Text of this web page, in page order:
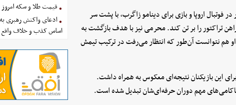
اروپا و بازی برای دینامو زاگرب، با پشت سر
تراکتور را بر تن کند. محرمی نیز با هدف بازگشت به
او هم نتوانست آن‌طور که انتظار می‌رفت در ترکیب تیمش
این بازیکنان نتیجه‌ای معکوس به همراه داشت.
ناکامی‌های مهم دوران حرفه‌ای‌شان تبدیل شده است.
قیمت طلا و سکه امروز پنجشنبه 15
ادعای واکنش رهبری
اساس کذب و خلاف